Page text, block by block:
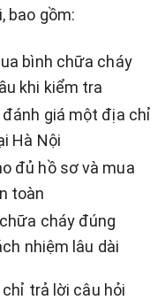
bao gồm:
bình chữa cháy
khi kiểm tra
giá một địa chỉ
Hà Nội
đủ hồ sơ và mua
toàn
cháy đúng
nhiệm lâu dài
trả lời câu hỏi